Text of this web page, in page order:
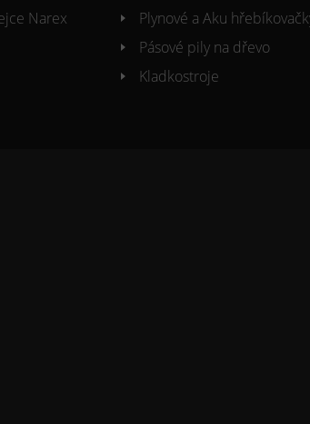
Narex
Plynové a Aku
Pásové pily na dřevo
Kladkostroje